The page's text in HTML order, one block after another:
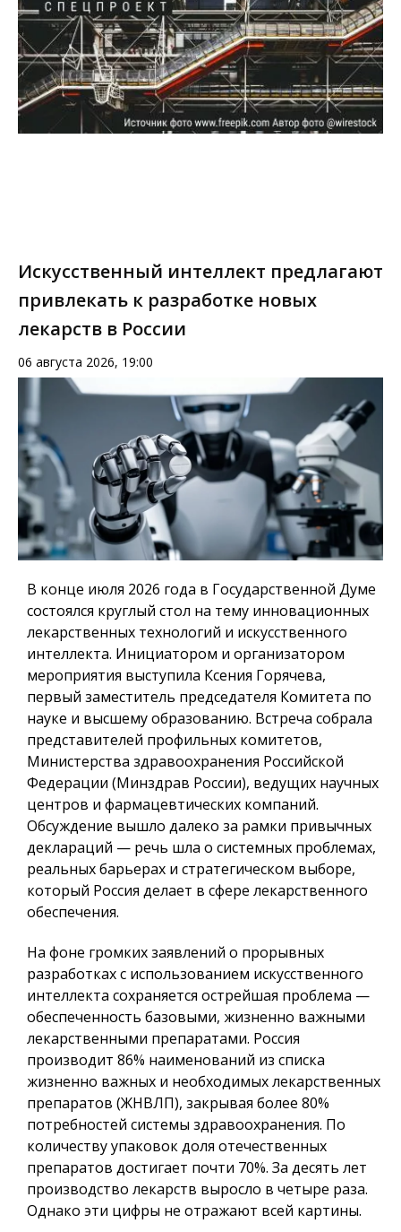
Искусственный интеллект предлагают
привлекать к разработке новых
лекарств в России
06 августа 2026, 19:00
В конце июля 2026 года в Государственной Думе
состоялся круглый стол на тему инновационных
лекарственных технологий и искусственного
интеллекта. Инициатором и организатором
мероприятия выступила Ксения Горячева,
первый заместитель председателя Комитета по
науке и высшему образованию. Встреча собрала
представителей профильных комитетов,
Министерства здравоохранения Российской
Федерации (Минздрав России), ведущих научных
центров и фармацевтических компаний.
Обсуждение вышло далеко за рамки привычных
деклараций — речь шла о системных проблемах,
реальных барьерах и стратегическом выборе,
который Россия делает в сфере лекарственного
обеспечения.
На фоне громких заявлений о прорывных
разработках с использованием искусственного
интеллекта сохраняется острейшая проблема —
обеспеченность базовыми, жизненно важными
лекарственными препаратами. Россия
производит 86% наименований из списка
жизненно важных и необходимых лекарственных
препаратов (ЖНВЛП), закрывая более 80%
потребностей системы здравоохранения. По
количеству упаковок доля отечественных
препаратов достигает почти 70%. За десять лет
производство лекарств выросло в четыре раза.
Однако эти цифры не отражают всей картины.